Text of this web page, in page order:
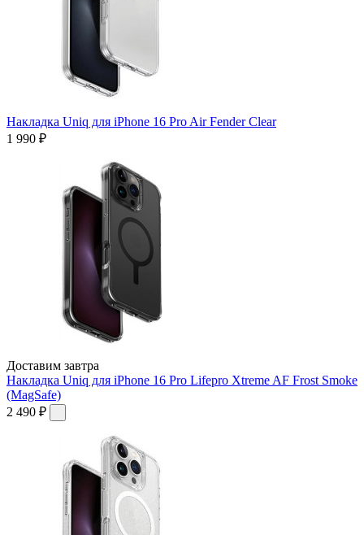
Накладка Uniq для iPhone 16 Pro Air Fender Clear
1 990 ₽
Доставим завтра
Накладка Uniq для iPhone 16 Pro Lifepro Xtreme AF Frost Smoke
(MagSafe)
2 490 ₽